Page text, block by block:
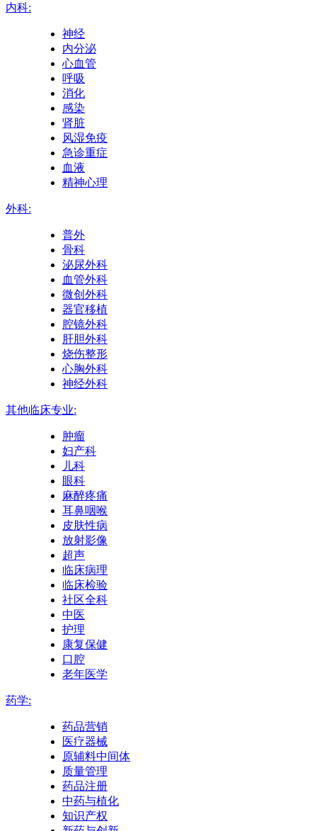
内科:
神经
内分泌
心血管
呼吸
消化
感染
肾脏
风湿免疫
急诊重症
血液
精神心理
外科:
普外
骨科
泌尿外科
血管外科
微创外科
器官移植
腔镜外科
肝胆外科
烧伤整形
心胸外科
神经外科
其他临床专业:
肿瘤
妇产科
儿科
眼科
麻醉疼痛
耳鼻咽喉
皮肤性病
放射影像
超声
临床病理
临床检验
社区全科
中医
护理
康复保健
口腔
老年医学
药学:
药品营销
医疗器械
原辅料中间体
质量管理
药品注册
中药与植化
知识产权